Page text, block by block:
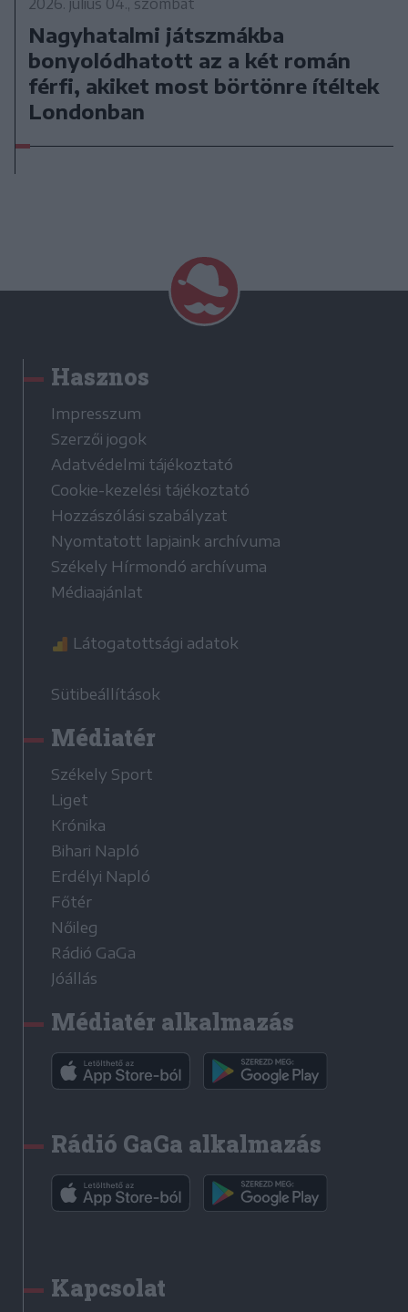
Nagyhatalmi játszmákba
bonyolódhatott az a két román
férfi, akiket most börtönre ítéltek
Londonban
Hasznos
Impresszum
Szerzői jogok
Adatvédelmi tájékoztató
Cookie-kezelési tájékoztató
Hozzászólási szabályzat
Nyomtatott lapjaink archívuma
Székely Hírmondó archívuma
Médiaajánlat
Látogatottsági adatok
Sütibeállítások
Médiatér
Székely Sport
Liget
Krónika
Bihari Napló
Erdélyi Napló
Főtér
Nőileg
Rádió GaGa
Jóállás
Médiatér alkalmazás
Rádió GaGa alkalmazás
Kapcsolat